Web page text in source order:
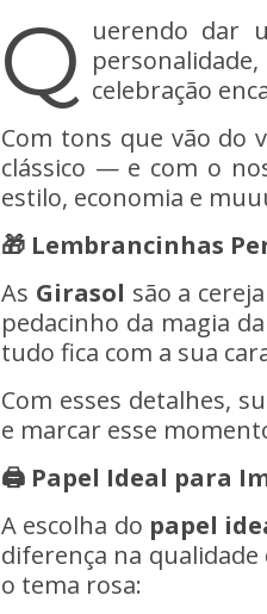
Q uerendo dar
celebração
Com tons que vão do
clássico — e com o
estilo, economia e
🎁 Lembrancinhas
As Girasol são a
pedacinho da magia
tudo fica com a sua
Com esses detalhes,
e marcar esse
🖨️ Papel Ideal para
A escolha do papel
diferença na
o tema rosa: